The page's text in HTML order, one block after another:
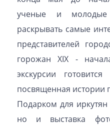
ученые и молодые
раскрывать самые
представителей
горожан XIX -
экскурсии
посвященная истории
Подарком для
но и выставка